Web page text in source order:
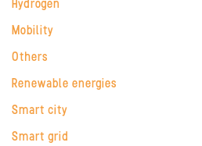
Hydrogen
Mobility
Others
Renewable energies
Smart city
Smart grid